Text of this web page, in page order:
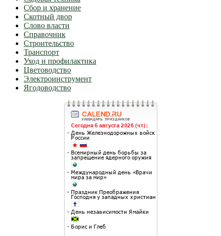
Сбор и хранение
Скотный двор
Слово власти
Справочник
Строительство
Транспорт
Уход и профилактика
Цветоводство
Электроинструмент
Ягодоводство